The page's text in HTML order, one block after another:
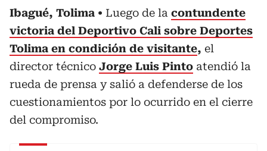
Ibagué, Tolima Luego de la contundente
victoria del Deportivo Cali sobre Deportes
Tolima en condición de visitante, el
director técnico Jorge Luis Pinto atendió la
rueda de prensa y salió a defenderse de los
cuestionamientos por lo ocurrido en el cierre
del compromiso.